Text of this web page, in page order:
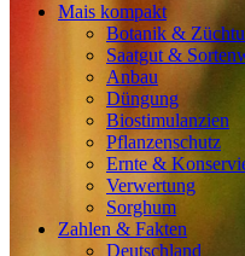
Mais kompakt
Botanik &
Saatgut &
Anbau
Düngung
Biostimulanzien
Pflanzenschutz
Ernte &
Verwertung
Sorghum
Zahlen & Fakten
Deutschland